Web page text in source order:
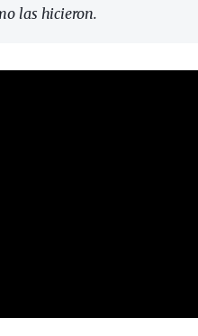
las hicieron.